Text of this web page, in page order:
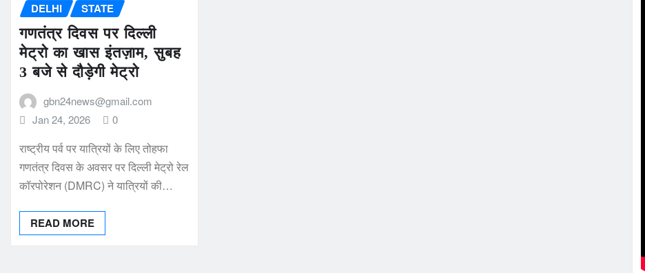
DELHI STATE
गणतंत्र दिवस पर दिल्ली
मेट्रो का खास इंतज़ाम, सुबह
3 बजे से दौड़ेगी मेट्रो
gbn24news@gmail.com
Jan 24, 2026
0
राष्ट्रीय पर्व पर यात्रियों के लिए तोहफा
गणतंत्र दिवस के अवसर पर दिल्ली मेट्रो रेल
कॉरपोरेशन (DMRC) ने यात्रियों की…
READ MORE